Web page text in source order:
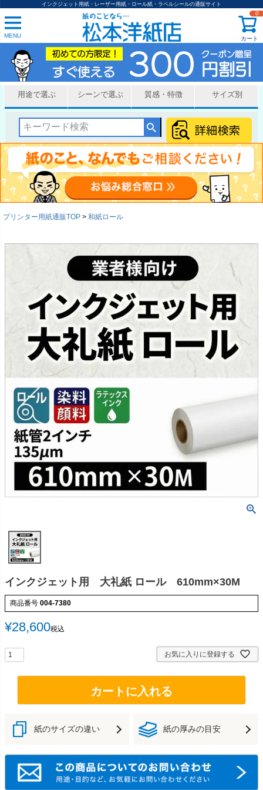
インクジェット用紙・レーザー用紙・ロール紙・ラベルシールの通販サイト
MENU カート
0
用途で選ぶ シーンで選ぶ 質感・特徴 サイズ別
プリンター用紙通販TOP 和紙ロール
インクジェット用 大礼紙 ロール 610mm×30M
商品番号 004-7380
¥28,600税込
お気に入りに登録する
カートに入れる
紙のサイズの違い 紙の厚みの目安